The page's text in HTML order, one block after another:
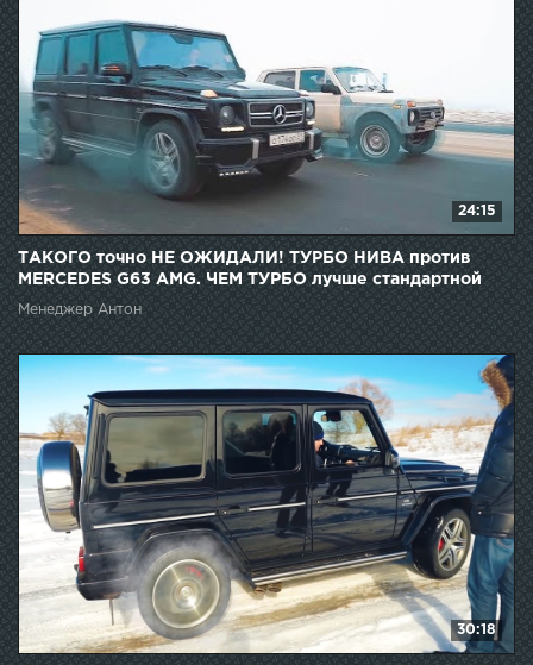
24:15
ТАКОГО точно НЕ ОЖИДАЛИ! ТУРБО НИВА против
MERCEDES G63 AMG. ЧЕМ ТУРБО лучше стандартной
НИВЫ?
Менеджер Антон
30:18